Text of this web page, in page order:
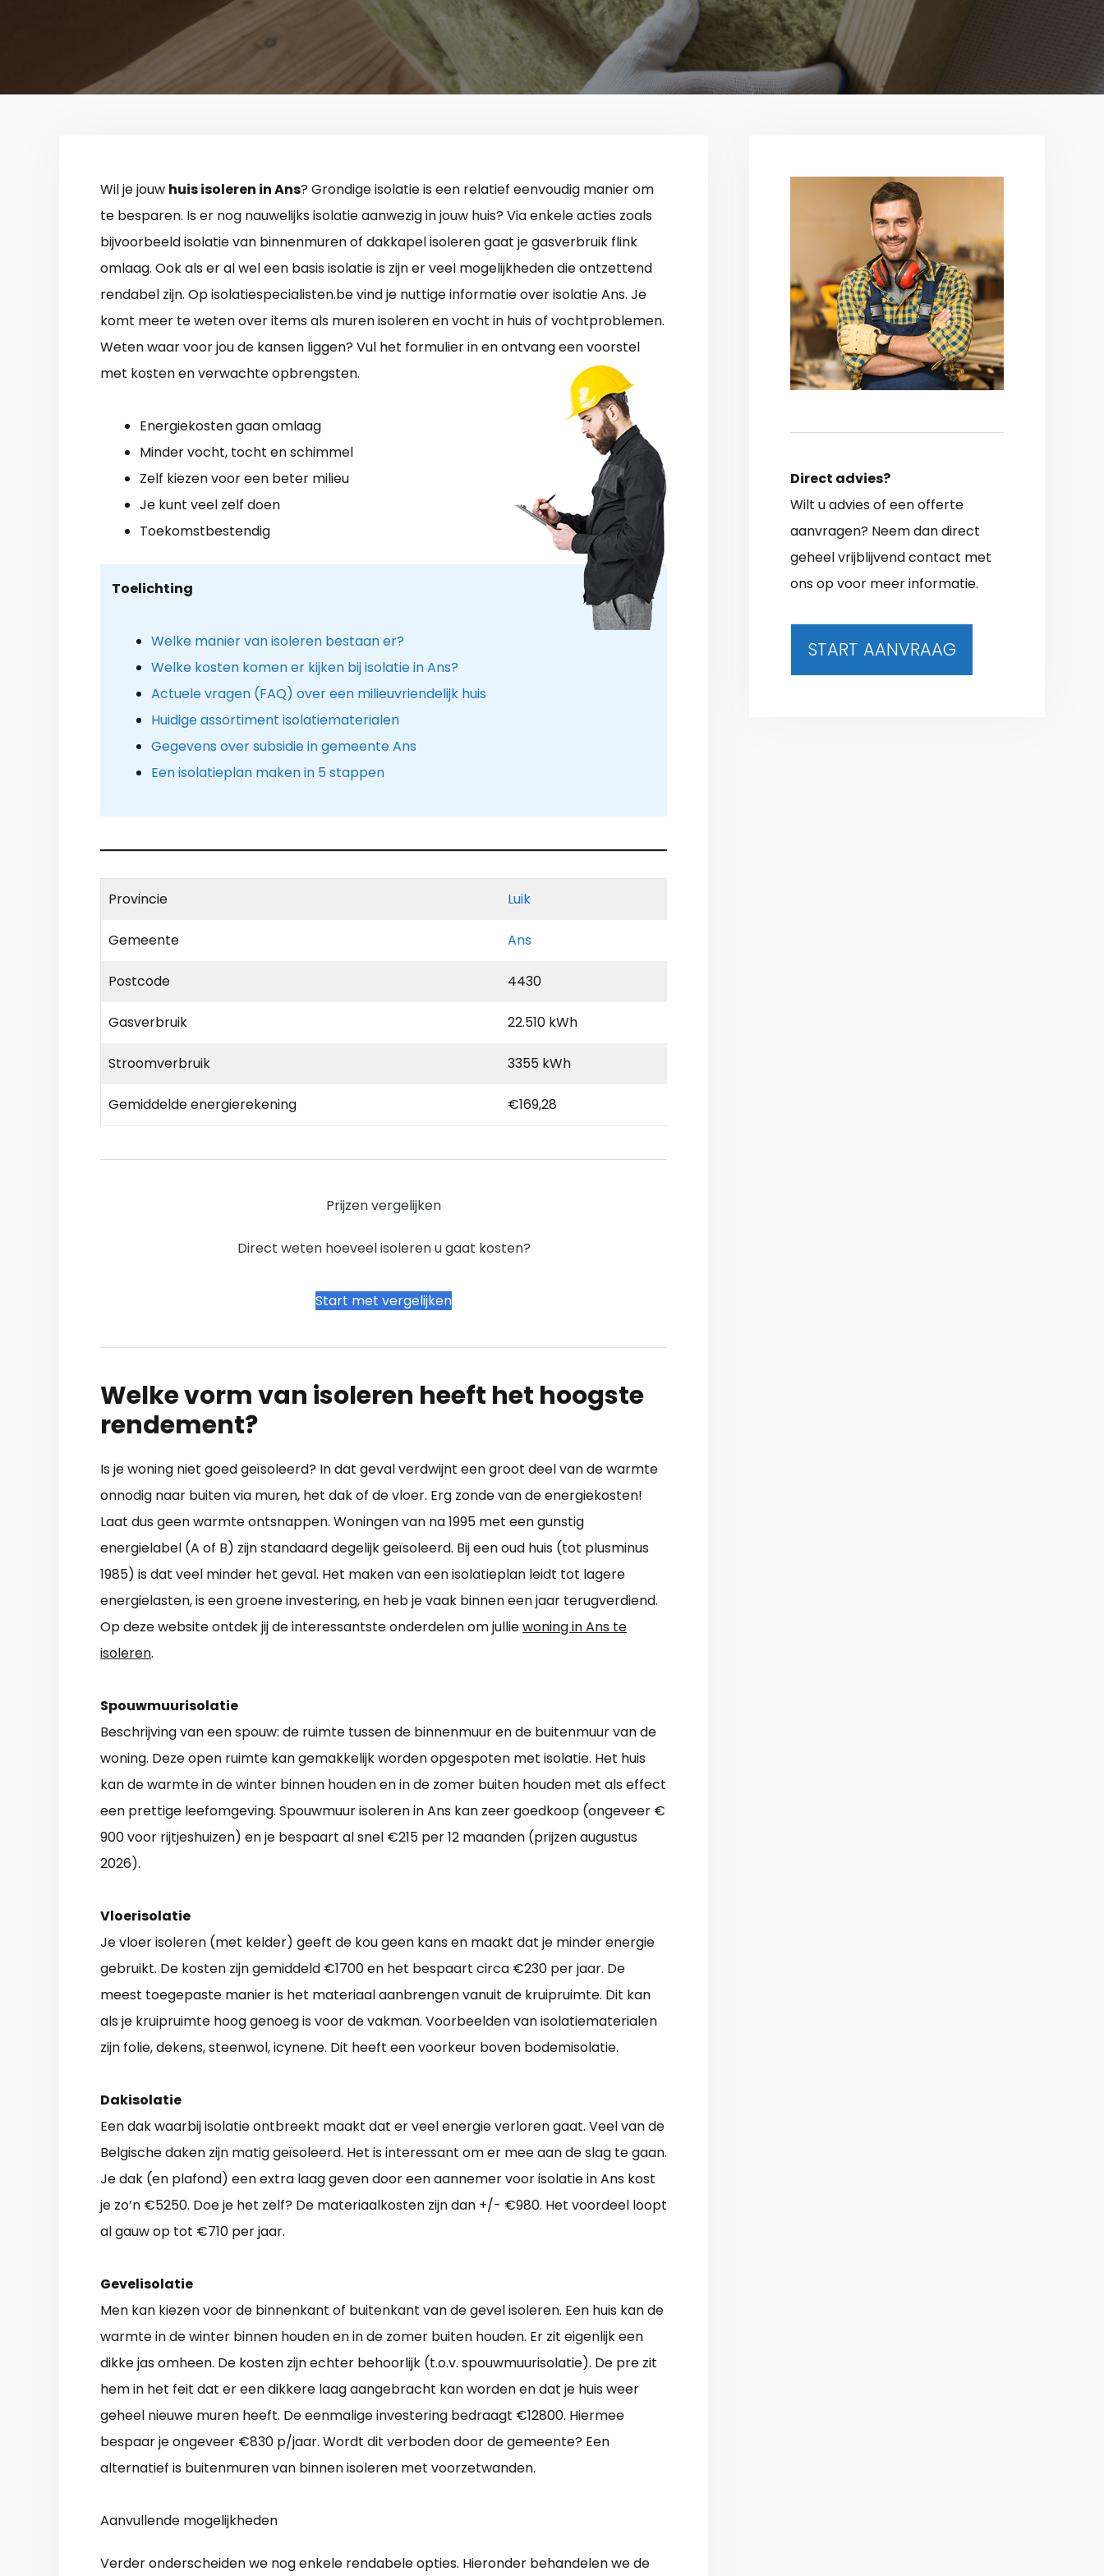
Wil je jouw huis isoleren in Ans? Grondige isolatie is een relatief eenvoudig manier om
te besparen. Is er nog nauwelijks isolatie aanwezig in jouw huis? Via enkele acties zoals
bijvoorbeeld isolatie van binnenmuren of dakkapel isoleren gaat je gasverbruik flink
omlaag. Ook als er al wel een basis isolatie is zijn er veel mogelijkheden die ontzettend
rendabel zijn. Op isolatiespecialisten.be vind je nuttige informatie over isolatie Ans. Je
komt meer te weten over items als muren isoleren en vocht in huis of vochtproblemen.
Weten waar voor jou de kansen liggen? Vul het formulier in en ontvang een voorstel
met kosten en verwachte opbrengsten.
Energiekosten gaan omlaag
Minder vocht, tocht en schimmel
Zelf kiezen voor een beter milieu
Je kunt veel zelf doen
Toekomstbestendig
Toelichting
Welke manier van isoleren bestaan er?
Welke kosten komen er kijken bij isolatie in Ans?
Actuele vragen (FAQ) over een milieuvriendelijk huis
Huidige assortiment isolatiematerialen
Gegevens over subsidie in gemeente Ans
Een isolatieplan maken in 5 stappen
Provincie Luik
Gemeente Ans
Postcode 4430
Gasverbruik 22.510 kWh
Stroomverbruik 3355 kWh
Gemiddelde energierekening €169,28
Prijzen vergelijken
Direct weten hoeveel isoleren u gaat kosten?
Start met vergelijken
Welke vorm van isoleren heeft het hoogste
rendement?
Is je woning niet goed geïsoleerd? In dat geval verdwijnt een groot deel van de warmte
onnodig naar buiten via muren, het dak of de vloer. Erg zonde van de energiekosten!
Laat dus geen warmte ontsnappen. Woningen van na 1995 met een gunstig
energielabel (A of B) zijn standaard degelijk geïsoleerd. Bij een oud huis (tot plusminus
1985) is dat veel minder het geval. Het maken van een isolatieplan leidt tot lagere
energielasten, is een groene investering, en heb je vaak binnen een jaar terugverdiend.
Op deze website ontdek jij de interessantste onderdelen om julliewoning in Ans te
isoleren.
Spouwmuurisolatie
Beschrijving van een spouw: de ruimte tussen de binnenmuur en de buitenmuur van de
woning. Deze open ruimte kan gemakkelijk worden opgespoten met isolatie. Het huis
kan de warmte in de winter binnen houden en in de zomer buiten houden met als effect
een prettige leefomgeving. Spouwmuur isoleren in Ans kan zeer goedkoop (ongeveer €
900 voor rijtjeshuizen) en je bespaart al snel €215 per 12 maanden (prijzen augustus
2026).
Vloerisolatie
Je vloer isoleren (met kelder) geeft de kou geen kans en maakt dat je minder energie
gebruikt. De kosten zijn gemiddeld €1700 en het bespaart circa €230 per jaar. De
meest toegepaste manier is het materiaal aanbrengen vanuit de kruipruimte. Dit kan
als je kruipruimte hoog genoeg is voor de vakman. Voorbeelden van isolatiematerialen
zijn folie, dekens, steenwol, icynene. Dit heeft een voorkeur boven bodemisolatie.
Dakisolatie
Een dak waarbij isolatie ontbreekt maakt dat er veel energie verloren gaat. Veel van de
Belgische daken zijn matig geïsoleerd. Het is interessant om er mee aan de slag te gaan.
Je dak (en plafond) een extra laag geven door een aannemer voor isolatie in Ans kost
je zo’n €5250. Doe je het zelf? De materiaalkosten zijn dan +/- €980. Het voordeel loopt
al gauw op tot €710 per jaar.
Gevelisolatie
Men kan kiezen voor de binnenkant of buitenkant van de gevel isoleren. Een huis kan de
warmte in de winter binnen houden en in de zomer buiten houden. Er zit eigenlijk een
dikke jas omheen. De kosten zijn echter behoorlijk (t.o.v. spouwmuurisolatie). De pre zit
hem in het feit dat er een dikkere laag aangebracht kan worden en dat je huis weer
geheel nieuwe muren heeft. De eenmalige investering bedraagt €12800. Hiermee
bespaar je ongeveer €830 p/jaar. Wordt dit verboden door de gemeente? Een
alternatief is buitenmuren van binnen isoleren met voorzetwanden.
Aanvullende mogelijkheden
Verder onderscheiden we nog enkele rendabele opties. Hieronder behandelen we de
Direct advies?
Wilt u advies of een offerte
aanvragen? Neem dan direct
geheel vrijblijvend contact met
ons op voor meer informatie.
START AANVRAAG